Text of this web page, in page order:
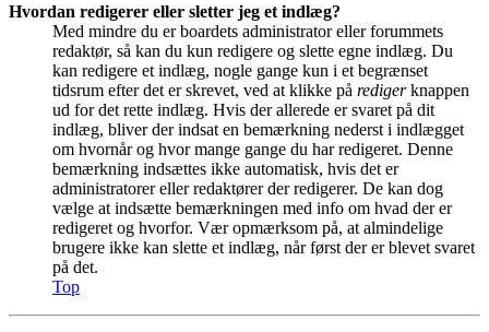
Hvordan redigerer eller sletter jeg et indlæg?
Med mindre du er boardets administrator eller forummets
redaktør, så kan du kun redigere og slette egne indlæg. Du
kan redigere et indlæg, nogle gange kun i et begrænset
tidsrum efter det er skrevet, ved at klikke på redigerknappen
ud for det rette indlæg. Hvis der allerede er svaret på dit
indlæg, bliver der indsat en bemærkning nederst i indlægget
om hvornår og hvor mange gange du har redigeret. Denne
bemærkning indsættes ikke automatisk, hvis det er
administratorer eller redaktører der redigerer. De kan dog
vælge at indsætte bemærkningen med info om hvad der er
redigeret og hvorfor. Vær opmærksom på, at almindelige
brugere ikke kan slette et indlæg, når først der er blevet svaret
på det.
Top